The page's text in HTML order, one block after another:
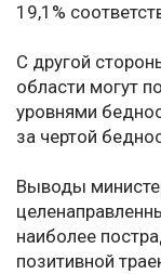
19,1%
С другой
области могут
уровнями
за чертой
Выводы
наиболее
позитивной